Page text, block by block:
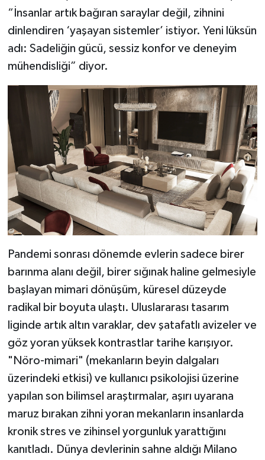
“İnsanlar artık bağıran saraylar değil, zihnini
dinlendiren ‘yaşayan sistemler’ istiyor. Yeni lüksün
adı: Sadeliğin gücü, sessiz konfor ve deneyim
mühendisliği” diyor.
Pandemi sonrası dönemde evlerin sadece birer
barınma alanı değil, birer sığınak haline gelmesiyle
başlayan mimari dönüşüm, küresel düzeyde
radikal bir boyuta ulaştı. Uluslararası tasarım
liginde artık altın varaklar, dev şatafatlı avizeler ve
göz yoran yüksek kontrastlar tarihe karışıyor.
"Nöro-mimari" (mekanların beyin dalgaları
üzerindeki etkisi) ve kullanıcı psikolojisi üzerine
yapılan son bilimsel araştırmalar, aşırı uyarana
maruz bırakan zihni yoran mekanların insanlarda
kronik stres ve zihinsel yorgunluk yarattığını
kanıtladı. Dünya devlerinin sahne aldığı Milano